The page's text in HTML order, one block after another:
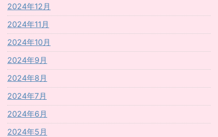
2024年12月
2024年11月
2024年10月
2024年9月
2024年8月
2024年7月
2024年6月
2024年5月